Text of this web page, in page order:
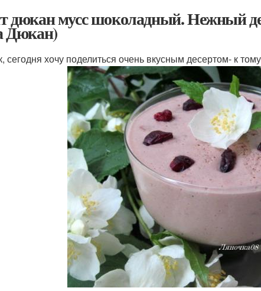
дюкан мусс шоколадный. Нежный
Дюкан)
сегодня хочу поделиться очень вкусным десертом- к